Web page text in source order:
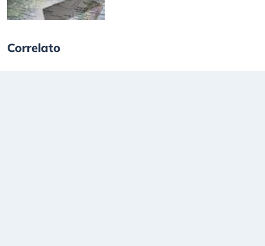
Correlato